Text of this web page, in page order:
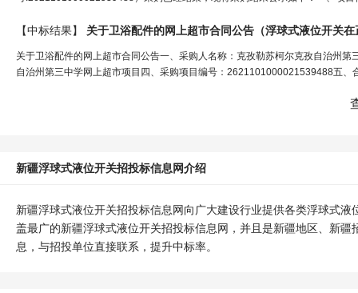
【中标结果】 关于卫浴配件的网上超市合同公告（浮球式液位开关在
关于卫浴配件的网上超市合同公告一、采购人名称：克孜勒苏柯尔克孜自治州
自治州第三中学网上超市项目四、采购项目编号：2621101000021539488五
新疆浮球式液位开关招投标信息网介绍
新疆浮球式液位开关招投标信息网向广大建设行业提供各类浮球式
盖最广的新疆浮球式液位开关招投标信息网，并且是新疆地区、新
息，与招投单位直接联系，提升中标率。